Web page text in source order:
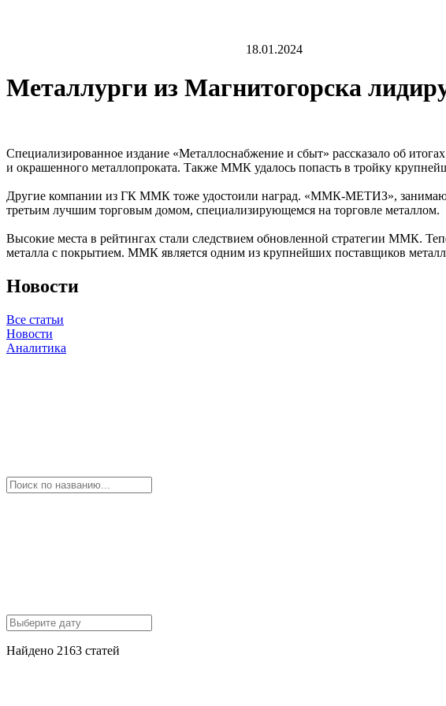
18.01.2024
Металлурги из Магнитогорска
Специализированное издание «Металлоснабжение и сбыт» рассказало об
и окрашенного металлопроката. Также ММК удалось попасть в тройку
Другие компании из ГК ММК тоже удостоили наград. «ММК-МЕТИЗ»,
третьим лучшим торговым домом, специализирующемся на торговле металлом.
Высокие места в рейтингах стали следствием обновленной стратегии ММК.
металла с покрытием. ММК является одним из крупнейших поставщиков
Новости
Все статьи
Новости
Аналитика
Найдено 2163 статей